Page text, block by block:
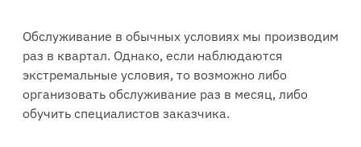
Обслуживание в обычных условиях мы производим
раз в квартал. Однако, если наблюдаются
экстремальные условия, то возможно либо
организовать обслуживание раз в месяц, либо
обучить специалистов заказчика.